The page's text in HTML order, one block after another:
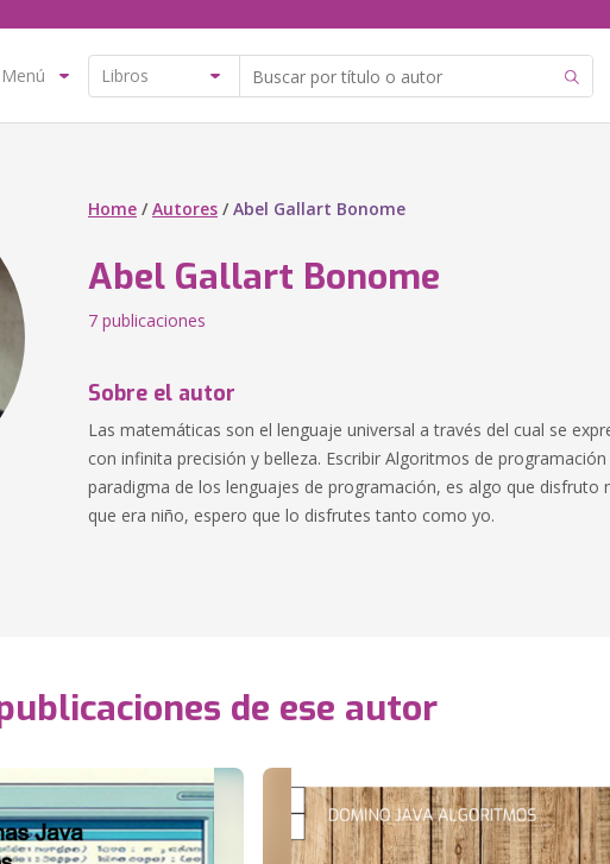
Menú
Home /Autores /Abel Gallart Bonome
Abel Gallart Bonome
7 publicaciones
Sobre el autor
Las matemáticas son el lenguaje universal a través del cual se
con infinita precisión y belleza. Escribir Algoritmos de
paradigma de los lenguajes de programación, es algo que disfruto
que era niño, espero que lo disfrutes tanto como yo.
de ese autor